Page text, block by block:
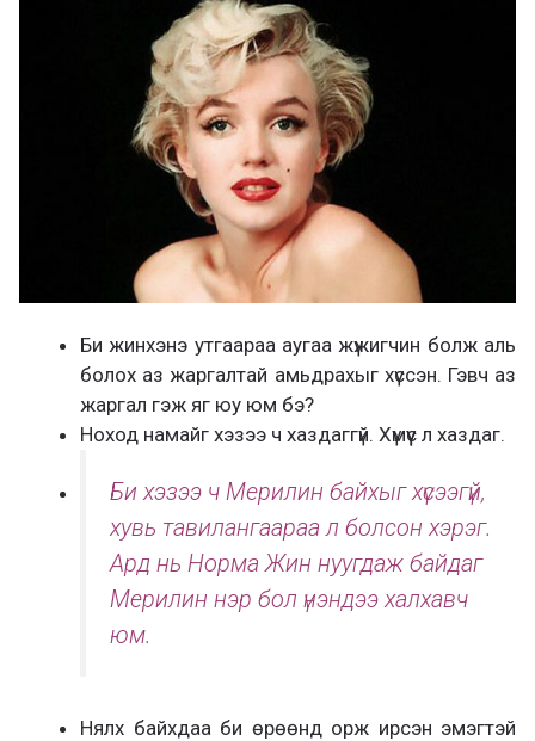
Би жинхэнэ утгаараа аугаа жүжигчин болж аль
болох аз жаргалтай амьдрахыг хүссэн. Гэвч аз
жаргал гэж яг юу юм бэ?
Ноход намайг хэзээ ч хаздаггүй. Хүмүүс л хаздаг.
Би хэзээ ч Мерилин байхыг хүсээгүй,
хувь тавилангаараа л болсон хэрэг.
Ард нь Норма Жин нуугдаж байдаг
Мерилин нэр бол үнэндээ халхавч
юм.
Нялх байхдаа би өрөөнд орж ирсэн эмэгтэй